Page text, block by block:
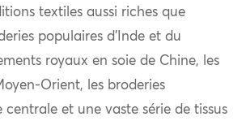
textiles aussi riches que
populaires d’Inde et du
royaux en soie de Chine, les
Orient, les broderies
centrale et une vaste série de tissus